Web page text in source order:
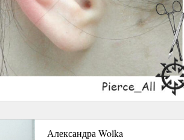
Александра Wolka